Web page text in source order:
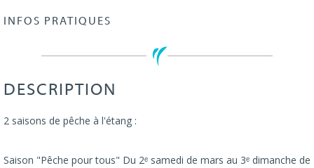
INFOS PRATIQUES
DESCRIPTION
2 saisons de pêche à l'étang :
Saison "Pêche pour tous" Du 2ᵉ samedi de mars au 3ᵉ dimanche de